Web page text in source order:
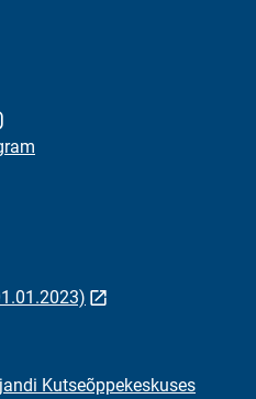
Kutseõppekeskuses